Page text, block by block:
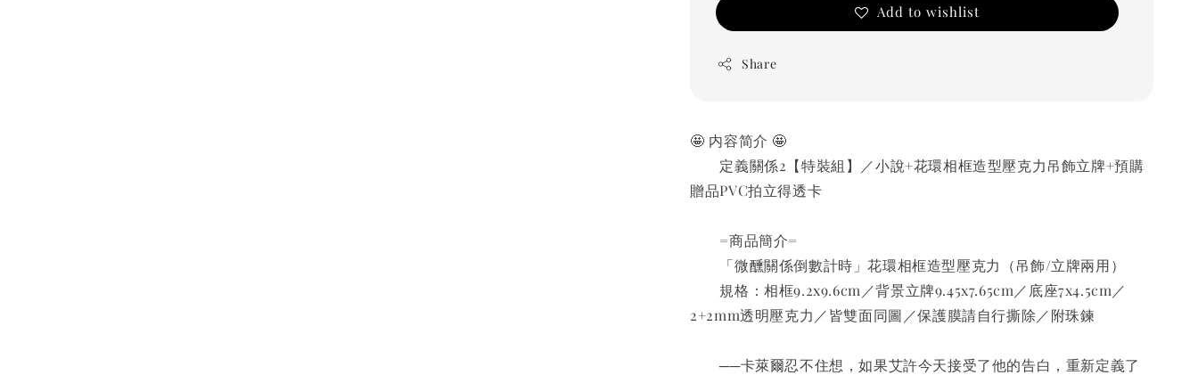
Add to wishlist
Share
🤩 内容简介 🤩
定義關係2【特裝組】／小說+花環相框造型壓克力吊飾立牌+預購
贈品PVC拍立得透卡
=商品簡介=
「微醺關係倒數計時」花環相框造型壓克力（吊飾/立牌兩用）
規格：相框9.2x9.6cm／背景立牌9.45x7.65cm／底座7x4.5cm／
2+2mm透明壓克力／皆雙面同圖／保護膜請自行撕除／附珠鍊
──卡萊爾忍不住想，如果艾許今天接受了他的告白，重新定義了